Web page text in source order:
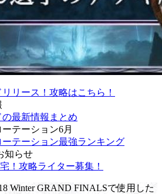
リース！攻略はこちら！
最新情報まとめ
テーション6月
テーション最強ランキング
知らせ
！攻略ライター募集！
Winter GRAND FINALSで使用した